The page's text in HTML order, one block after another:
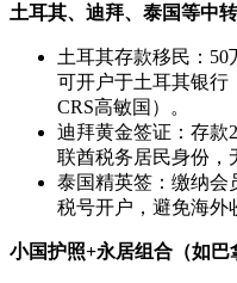
土耳其、迪拜、泰国等中
土耳其存款移民：50
可开户于土耳其银行
CRS高敏国）。
迪拜黄金签证：存款
联酋税务居民身份，
泰国精英签：缴纳会
税号开户，避免海外
小国护照+永居组合（如巴